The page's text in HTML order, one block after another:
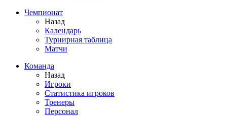
Чемпионат
Назад
Календарь
Турнирная таблица
Матчи
Команда
Назад
Игроки
Статистика игроков
Тренеры
Персонал